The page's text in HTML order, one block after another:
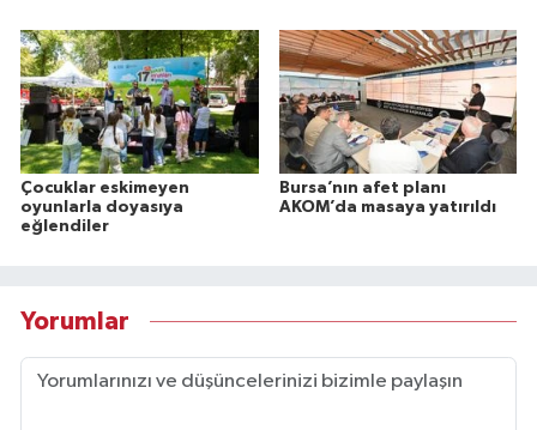
Çocuklar eskimeyen
oyunlarla doyasıya
eğlendiler
Bursa’nın afet planı
AKOM’da masaya yatırıldı
Yorumlar